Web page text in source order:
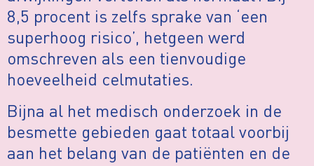
8,5 procent is zelfs sprake van ‘een
superhoog risico’, hetgeen werd
omschreven als een tienvoudige
hoeveelheid celmutaties.
Bijna al het medisch onderzoek in de
besmette gebieden gaat totaal voorbij
aan het belang van de patiënten en de